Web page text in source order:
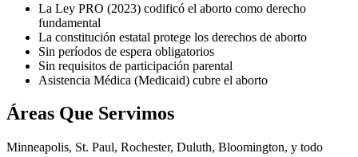
La Ley PRO (2023) codificó el aborto como derecho
fundamental
La constitución estatal protege los derechos de aborto
Sin períodos de espera obligatorios
Sin requisitos de participación parental
Asistencia Médica (Medicaid) cubre el aborto
Áreas Que Servimos
Minneapolis, St. Paul, Rochester, Duluth, Bloomington, y todo